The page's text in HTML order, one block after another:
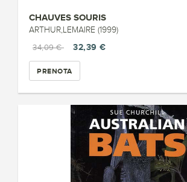
CHAUVES SOURIS
ARTHUR,LEMAIRE (1999)
34,09 €
32,39 €
PRENOTA